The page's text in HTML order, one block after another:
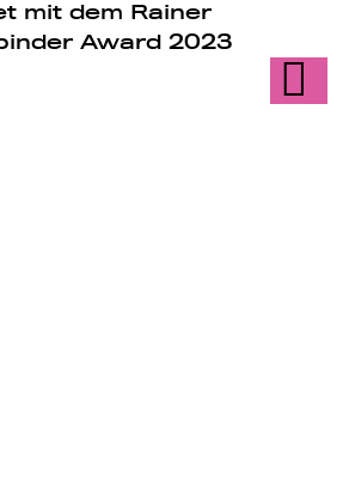
mit dem Rainer
Award 2023